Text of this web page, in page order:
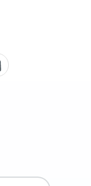
Warenkorb enthält 0